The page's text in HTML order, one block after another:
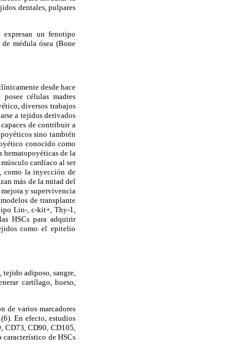
dentales, pulpares
expresan un fenotipo
médula ósea (Bone
desde hace
células madres
diversos trabajos
a tejidos derivados
de contribuir a
sino también
conocido como
hematopoyéticas de la
cardíaco al ser
como la inyección de
más de la mitad del
y supervivencia
de transplante
Lin-, c-kit+, Thy-1,
HSCs para adquirir
como el epitelio
adiposo, sangre,
cartílago, hueso,
de varios marcadores
En efecto, estudios
CD73, CD90, CD105,
de HSCs